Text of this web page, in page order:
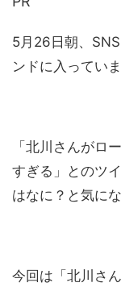
5月26日朝、
ンドに入っていま
「北川さんがロ
すぎる」とのツ
はなに？と気に
今回は「北川さ